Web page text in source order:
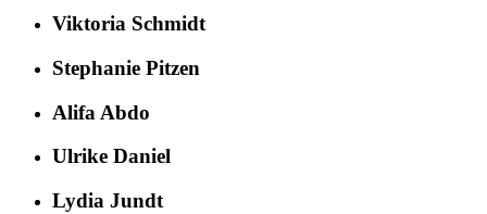
Viktoria Schmidt
Stephanie Pitzen
Alifa Abdo
Ulrike Daniel
Lydia Jundt